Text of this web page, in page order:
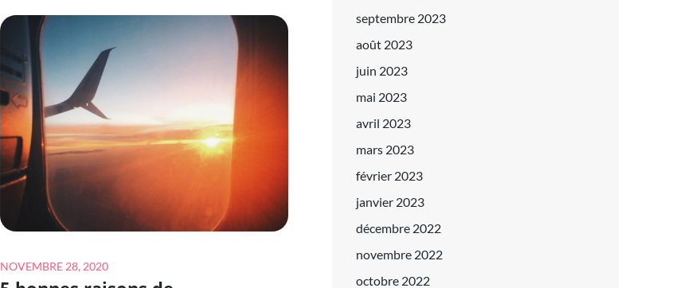
Posted
NOVEMBRE 28, 2020
septembre 2023
août 2023
juin 2023
mai 2023
avril 2023
mars 2023
février 2023
janvier 2023
décembre 2022
novembre 2022
octobre 2022